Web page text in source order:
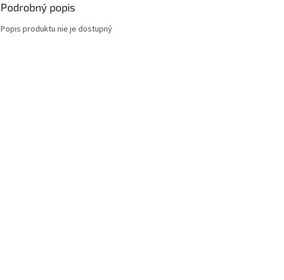
Podrobný popis
Popis produktu nie je dostupný